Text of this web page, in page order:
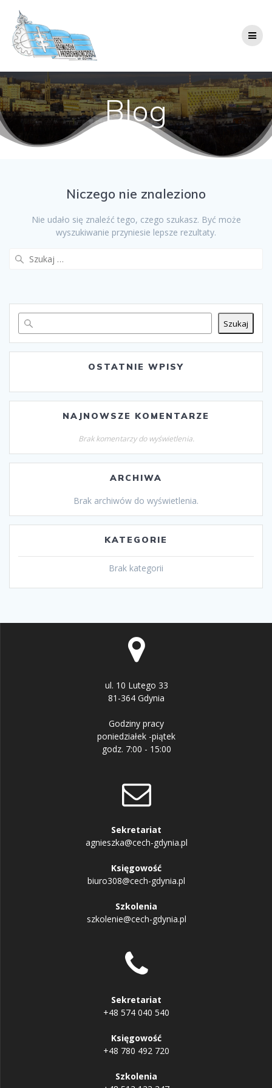
Blog
Niczego nie znaleziono
Nie udało się znaleźć tego, czego szukasz. Być może
wyszukiwanie przyniesie lepsze rezultaty.
Szukaj
OSTATNIE WPISY
NAJNOWSZE KOMENTARZE
Brak komentarzy do wyświetlenia.
ARCHIWA
Brak archiwów do wyświetlenia.
KATEGORIE
Brak kategorii
ul. 10 Lutego 33
81-364 Gdynia
Godziny pracy
poniedziałek -piątek
godz. 7:00 - 15:00
Sekretariat
agnieszka@cech-gdynia.pl
Księgowość
biuro308@cech-gdynia.pl
Szkolenia
szkolenie@cech-gdynia.pl
Sekretariat
+48 574 040 540
Księgowość
+48 780 492 720
Szkolenia